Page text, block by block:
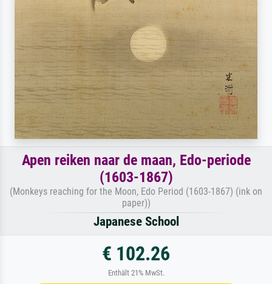
Apen reiken naar de maan, Edo-periode
(1603-1867)
(Monkeys reaching for the Moon, Edo Period (1603-1867) (ink on
paper))
Japanese School
€ 102.26
Enthält 21% MwSt.